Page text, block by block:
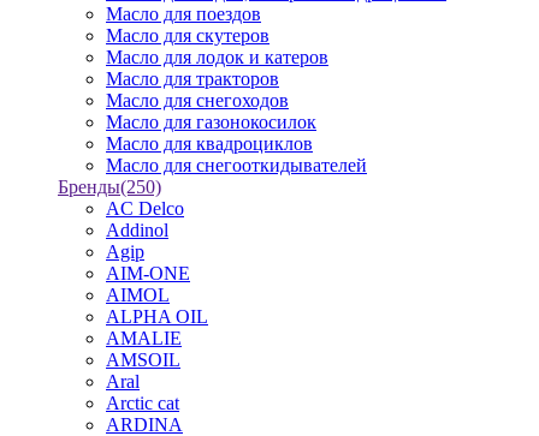
Масло для поездов
Масло для скутеров
Масло для лодок и катеров
Масло для тракторов
Масло для снегоходов
Масло для газонокосилок
Масло для квадроциклов
Масло для снегооткидывателей
Бренды(250)
AC Delco
Addinol
Agip
AIM-ONE
AIMOL
ALPHA OIL
AMALIE
AMSOIL
Aral
Arctic cat
ARDINA